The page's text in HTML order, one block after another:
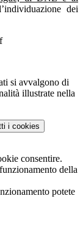
dei
si avvalgono di
illustrate nella
i cookies
consentire.
della
potete